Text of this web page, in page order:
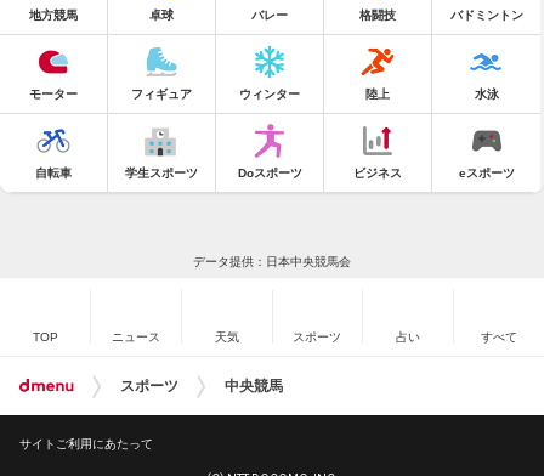
地方競馬 卓球 バレー 格闘技 バドミントン
モーター フィギュア ウィンター 陸上 水泳
自転車 学生スポーツ Doスポーツ ビジネス eスポーツ
データ提供：日本中央競馬会
TOP ニュース 天気 スポーツ 占い すべて
スポーツ 中央競馬
サイトご利用にあたって